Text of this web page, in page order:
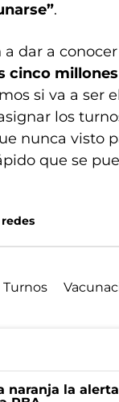
.
a dar a
cinco
si va a ser
los
nunca visto
que se
Turnos
naranja la